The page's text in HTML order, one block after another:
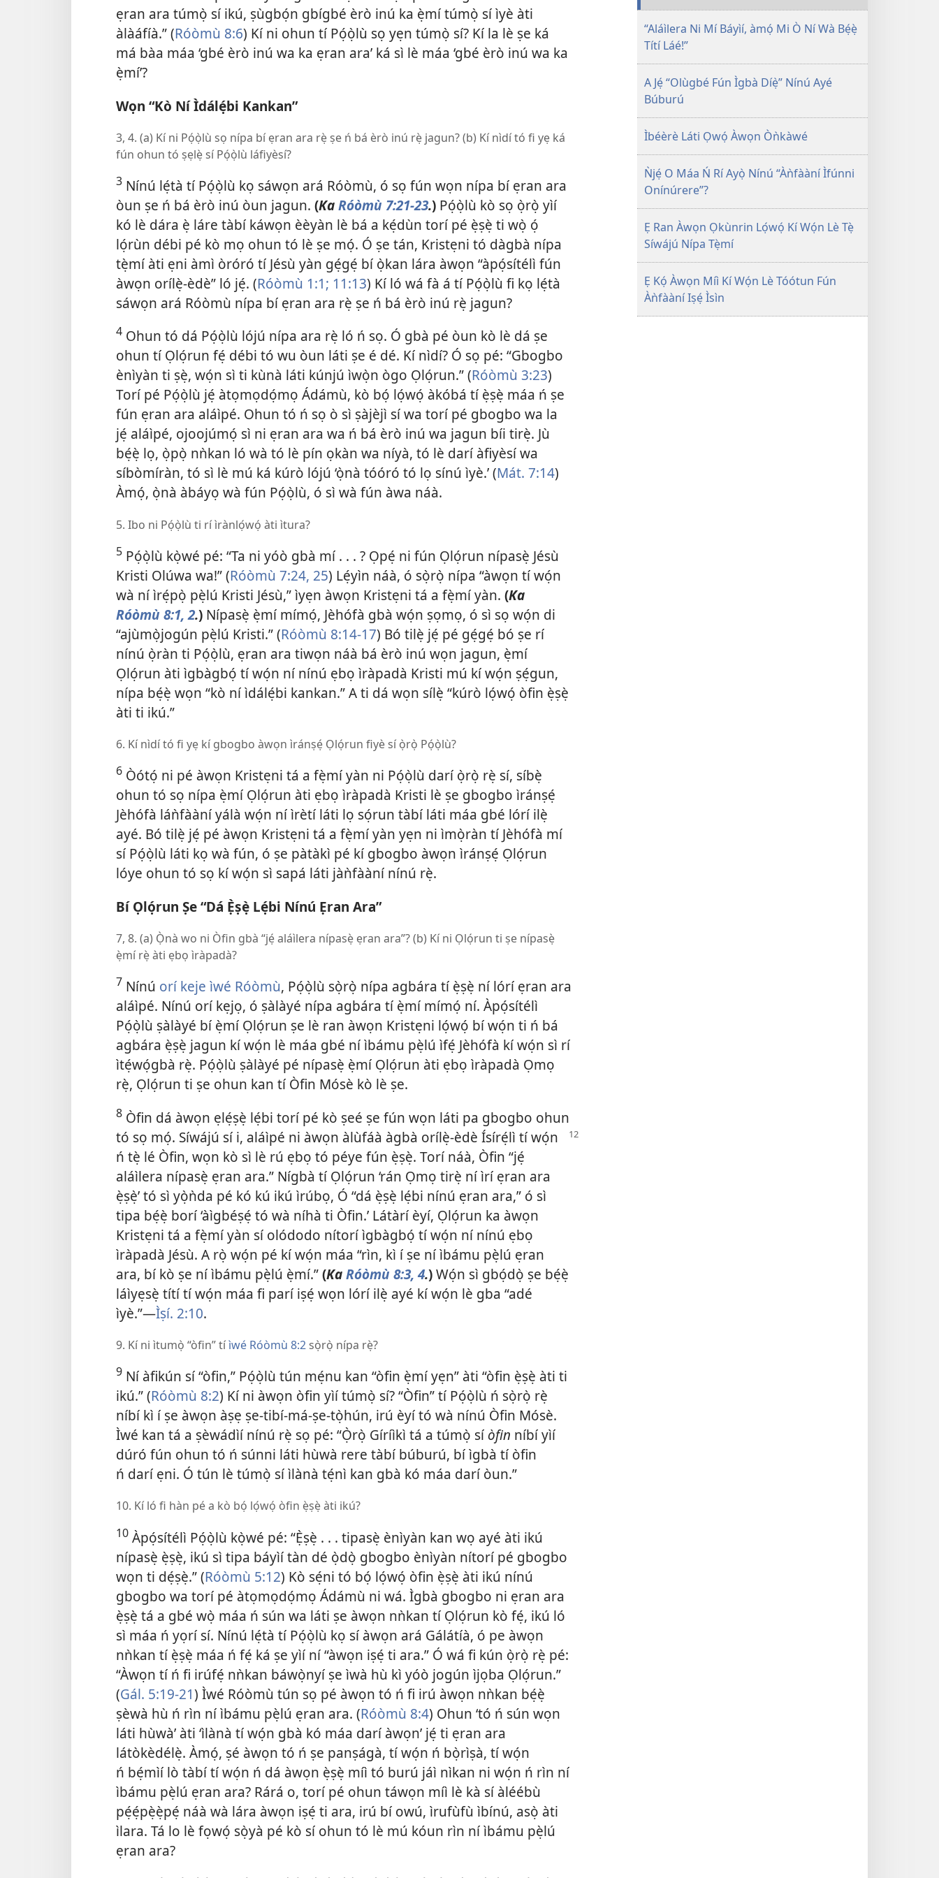
ẹran ara túmọ̀ sí ikú, ṣùgbọ́n gbígbé èrò inú ka ẹ̀mí túmọ̀ sí ìyè àti
àlàáfíà.” (Róòmù 8:6) Kí ni ohun tí Pọ́ọ̀lù sọ yẹn túmọ̀ sí? Kí la lè ṣe ká
má bàa máa ‘gbé èrò inú wa ka ẹran ara’ ká sì lè máa ‘gbé èrò inú wa ka
ẹ̀mí’?
Wọn “Kò Ní Ìdálẹ́bi Kankan”
3, 4. (a) Kí ni Pọ́ọ̀lù sọ nípa bí ẹran ara rẹ̀ ṣe ń bá èrò inú rẹ̀ jagun? (b) Kí nìdí tó fi yẹ ká
fún ohun tó ṣẹlẹ̀ sí Pọ́ọ̀lù láfiyèsí?
3 Nínú lẹ́tà tí Pọ́ọ̀lù kọ sáwọn ará Róòmù, ó sọ fún wọn nípa bí ẹran ara
òun ṣe ń bá èrò inú òun jagun. (KaRóòmù 7:21-23.) Pọ́ọ̀lù kò sọ ọ̀rọ̀ yìí
kó lè dára ẹ̀ láre tàbí káwọn èèyàn lè bá a kẹ́dùn torí pé ẹ̀ṣẹ̀ ti wọ̀ ọ́
lọ́rùn débi pé kò mọ ohun tó lè ṣe mọ́. Ó ṣe tán, Kristẹni tó dàgbà nípa
tẹ̀mí àti ẹni àmì òróró tí Jésù yàn gẹ́gẹ́ bí ọ̀kan lára àwọn “àpọ́sítélì fún
àwọn orílẹ̀-èdè” ló jẹ́. (Róòmù 1:1; 11:13) Kí ló wá fà á tí Pọ́ọ̀lù fi kọ lẹ́tà
sáwọn ará Róòmù nípa bí ẹran ara rẹ̀ ṣe ń bá èrò inú rẹ̀ jagun?
4 Ohun tó dá Pọ́ọ̀lù lójú nípa ara rẹ̀ ló ń sọ. Ó gbà pé òun kò lè dá ṣe
ohun tí Ọlọ́run fẹ́ débi tó wu òun láti ṣe é dé. Kí nìdí? Ó sọ pé: “Gbogbo
ènìyàn ti ṣẹ̀, wọ́n sì ti kùnà láti kúnjú ìwọ̀n ògo Ọlọ́run.” (Róòmù 3:23)
Torí pé Pọ́ọ̀lù jẹ́ àtọmọdọ́mọ Ádámù, kò bọ́ lọ́wọ́ àkóbá tí ẹ̀ṣẹ̀ máa ń ṣe
fún ẹran ara aláìpé. Ohun tó ń sọ ò sì ṣàjèjì sí wa torí pé gbogbo wa la
jẹ́ aláìpé, ojoojúmọ́ sì ni ẹran ara wa ń bá èrò inú wa jagun bíi tirẹ̀. Jù
bẹ́ẹ̀ lọ, ọ̀pọ̀ nǹkan ló wà tó lè pín ọkàn wa níyà, tó lè darí àfiyèsí wa
síbòmíràn, tó sì lè mú ká kúrò lójú ‘ọ̀nà tóóró tó lọ sínú ìyè.’ (Mát. 7:14)
Àmọ́, ọ̀nà àbáyọ wà fún Pọ́ọ̀lù, ó sì wà fún àwa náà.
5. Ibo ni Pọ́ọ̀lù ti rí ìrànlọ́wọ́ àti ìtura?
5 Pọ́ọ̀lù kọ̀wé pé: “Ta ni yóò gbà mí . . . ? Ọpẹ́ ni fún Ọlọ́run nípasẹ̀ Jésù
Kristi Olúwa wa!” (Róòmù 7:24, 25) Lẹ́yìn náà, ó sọ̀rọ̀ nípa “àwọn tí wọ́n
wà ní ìrẹ́pọ̀ pẹ̀lú Kristi Jésù,” ìyẹn àwọn Kristẹni tá a fẹ̀mí yàn. (Ka
Róòmù 8:1, 2.) Nípasẹ̀ ẹ̀mí mímọ́, Jèhófà gbà wọ́n ṣọmọ, ó sì sọ wọ́n di
“ajùmọ̀jogún pẹ̀lú Kristi.” (Róòmù 8:14-17) Bó tilẹ̀ jẹ́ pé gẹ́gẹ́ bó ṣe rí
nínú ọ̀ràn ti Pọ́ọ̀lù, ẹran ara tiwọn náà bá èrò inú wọn jagun, ẹ̀mí
Ọlọ́run àti ìgbàgbọ́ tí wọ́n ní nínú ẹbọ ìràpadà Kristi mú kí wọ́n ṣẹ́gun,
nípa bẹ́ẹ̀ wọn “kò ní ìdálẹ́bi kankan.” A ti dá wọn sílẹ̀ “kúrò lọ́wọ́ òfin ẹ̀ṣẹ̀
àti ti ikú.”
6. Kí nìdí tó fi yẹ kí gbogbo àwọn ìránṣẹ́ Ọlọ́run fiyè sí ọ̀rọ̀ Pọ́ọ̀lù?
6 Òótọ́ ni pé àwọn Kristẹni tá a fẹ̀mí yàn ni Pọ́ọ̀lù darí ọ̀rọ̀ rẹ̀ sí, síbẹ̀
ohun tó sọ nípa ẹ̀mí Ọlọ́run àti ẹbọ ìràpadà Kristi lè ṣe gbogbo ìránṣẹ́
Jèhófà láǹfààní yálà wọ́n ní ìrètí láti lọ sọ́run tàbí láti máa gbé lórí ilẹ̀
ayé. Bó tilẹ̀ jẹ́ pé àwọn Kristẹni tá a fẹ̀mí yàn yẹn ni ìmọ̀ràn tí Jèhófà mí
sí Pọ́ọ̀lù láti kọ wà fún, ó ṣe pàtàkì pé kí gbogbo àwọn ìránṣẹ́ Ọlọ́run
lóye ohun tó sọ kí wọ́n sì sapá láti jàǹfààní nínú rẹ̀.
Bí Ọlọ́run Ṣe “Dá Ẹ̀ṣẹ̀ Lẹ́bi Nínú Ẹran Ara”
7, 8. (a) Ọ̀nà wo ni Òfin gbà “jẹ́ aláìlera nípasẹ̀ ẹran ara”? (b) Kí ni Ọlọ́run ti ṣe nípasẹ̀
ẹ̀mí rẹ̀ àti ẹbọ ìràpadà?
7 Nínú orí keje ìwé Róòmù, Pọ́ọ̀lù sọ̀rọ̀ nípa agbára tí ẹ̀ṣẹ̀ ní lórí ẹran ara
aláìpé. Nínú orí kẹjọ, ó ṣàlàyé nípa agbára tí ẹ̀mí mímọ́ ní. Àpọ́sítélì
Pọ́ọ̀lù ṣàlàyé bí ẹ̀mí Ọlọ́run ṣe lè ran àwọn Kristẹni lọ́wọ́ bí wọ́n ti ń bá
agbára ẹ̀ṣẹ̀ jagun kí wọ́n lè máa gbé ní ìbámu pẹ̀lú ìfẹ́ Jèhófà kí wọ́n sì rí
ìtẹ́wọ́gbà rẹ̀. Pọ́ọ̀lù ṣàlàyé pé nípasẹ̀ ẹ̀mí Ọlọ́run àti ẹbọ ìràpadà Ọmọ
rẹ̀, Ọlọ́run ti ṣe ohun kan tí Òfin Mósè kò lè ṣe.
8 Òfin dá àwọn ẹlẹ́ṣẹ̀ lẹ́bi torí pé kò ṣeé ṣe fún wọn láti pa gbogbo ohun
tó sọ mọ́. Síwájú sí i, aláìpé ni àwọn àlùfáà àgbà orílẹ̀-èdè Ísírẹ́lì tí wọ́n
ń tẹ̀ lé Òfin, wọn kò sì lè rú ẹbọ tó péye fún ẹ̀ṣẹ̀. Torí náà, Òfin “jẹ́
aláìlera nípasẹ̀ ẹran ara.” Nígbà tí Ọlọ́run ‘rán Ọmọ tirẹ̀ ní ìrí ẹran ara
ẹ̀ṣẹ̀’ tó sì yọ̀ǹda pé kó kú ikú ìrúbọ, Ó “dá ẹ̀ṣẹ̀ lẹ́bi nínú ẹran ara,” ó sì
tipa bẹ́ẹ̀ borí ‘àìgbéṣẹ́ tó wà níhà ti Òfin.’ Látàrí èyí, Ọlọ́run ka àwọn
Kristẹni tá a fẹ̀mí yàn sí olódodo nítorí ìgbàgbọ́ tí wọ́n ní nínú ẹbọ
ìràpadà Jésù. A rọ̀ wọ́n pé kí wọ́n máa “rìn, kì í ṣe ní ìbámu pẹ̀lú ẹran
ara, bí kò ṣe ní ìbámu pẹ̀lú ẹ̀mí.”(KaRóòmù 8:3, 4.)Wọ́n sì gbọ́dọ̀ ṣe bẹ́ẹ̀
láìyẹsẹ̀ títí tí wọ́n máa fi parí iṣẹ́ wọn lórí ilẹ̀ ayé kí wọ́n lè gba “adé
ìyè.”—Ìṣí. 2:10.
9. Kí ni ìtumọ̀ “òfin” tíìwé Róòmù 8:2 sọ̀rọ̀ nípa rẹ̀?
9 Ní àfikún sí “òfin,” Pọ́ọ̀lù tún mẹ́nu kan “òfin ẹ̀mí yẹn” àti “òfin ẹ̀ṣẹ̀ àti ti
ikú.” (Róòmù 8:2) Kí ni àwọn òfin yìí túmọ̀ sí? “Òfin” tí Pọ́ọ̀lù ń sọ̀rọ̀ rẹ̀
níbí kì í ṣe àwọn àṣẹ ṣe-tibí-má-ṣe-tọ̀hún, irú èyí tó wà nínú Òfin Mósè.
Ìwé kan tá a ṣèwádìí nínú rẹ̀ sọ pé: “Ọ̀rọ̀ Gíríìkì tá a túmọ̀ sí òfin níbí yìí
dúró fún ohun tó ń súnni láti hùwà rere tàbí búburú, bí ìgbà tí òfin
ń darí ẹni. Ó tún lè túmọ̀ sí ìlànà tẹ́nì kan gbà kó máa darí òun.”
10. Kí ló fi hàn pé a kò bọ́ lọ́wọ́ òfin ẹ̀ṣẹ̀ àti ikú?
10 Àpọ́sítélì Pọ́ọ̀lù kọ̀wé pé: “Ẹ̀ṣẹ̀ . . . tipasẹ̀ ènìyàn kan wọ ayé àti ikú
nípasẹ̀ ẹ̀ṣẹ̀, ikú sì tipa báyìí tàn dé ọ̀dọ̀ gbogbo ènìyàn nítorí pé gbogbo
wọn ti dẹ́ṣẹ̀.” (Róòmù 5:12) Kò sẹ́ni tó bọ́ lọ́wọ́ òfin ẹ̀ṣẹ̀ àti ikú nínú
gbogbo wa torí pé àtọmọdọ́mọ Ádámù ni wá. Ìgbà gbogbo ni ẹran ara
ẹ̀ṣẹ̀ tá a gbé wọ̀ máa ń sún wa láti ṣe àwọn nǹkan tí Ọlọ́run kò fẹ́, ikú ló
sì máa ń yọrí sí. Nínú lẹ́tà tí Pọ́ọ̀lù kọ sí àwọn ará Gálátíà, ó pe àwọn
nǹkan tí ẹ̀ṣẹ̀ máa ń fẹ́ ká ṣe yìí ní “àwọn iṣẹ́ ti ara.” Ó wá fi kún ọ̀rọ̀ rẹ̀ pé:
“Àwọn tí ń fi irúfẹ́ nǹkan báwọ̀nyí ṣe ìwà hù kì yóò jogún ìjọba Ọlọ́run.”
(Gál. 5:19-21) Ìwé Róòmù tún sọ pé àwọn tó ń fi irú àwọn nǹkan bẹ́ẹ̀
ṣèwà hù ń rìn ní ìbámu pẹ̀lú ẹran ara. (Róòmù 8:4) Ohun ‘tó ń sún wọn
láti hùwà’ àti ‘ìlànà tí wọ́n gbà kó máa darí àwọn’ jẹ́ ti ẹran ara
látòkèdélẹ̀. Àmọ́, ṣé àwọn tó ń ṣe panṣágà, tí wọ́n ń bọ̀rìṣà, tí wọ́n
ń bẹ́mìí lò tàbí tí wọ́n ń dá àwọn ẹ̀ṣẹ̀ míì tó burú jáì nìkan ni wọ́n ń rìn ní
ìbámu pẹ̀lú ẹran ara? Rárá o, torí pé ohun táwọn míì lè kà sí àléébù
pẹ́ẹ́pẹ̀ẹ̀pẹ́ náà wà lára àwọn iṣẹ́ ti ara, irú bí owú, ìrufùfù ìbínú, asọ̀ àti
ìlara. Tá lo lè fọwọ́ sọ̀yà pé kò sí ohun tó lè mú kóun rìn ní ìbámu pẹ̀lú
ẹran ara?
FÚN
ÌKẸ́KỌ̀Ọ́
“Aláìlera Ni Mí Báyìí, àmọ́ Mi Ò Ní Wà Bẹ́ẹ̀
Títí Láé!”
A Jẹ́ “Olùgbé Fún Ìgbà Díẹ̀” Nínú Ayé
Búburú
Ìbéèrè Láti Ọwọ́ Àwọn Òǹkàwé
Ǹjẹ́ O Máa Ń Rí Ayọ̀ Nínú “Àǹfààní Ìfúnni
Onínúrere”?
Ẹ Ran Àwọn Ọkùnrin Lọ́wọ́ Kí Wọ́n Lè Tẹ̀
Síwájú Nípa Tẹ̀mí
Ẹ Kọ́ Àwọn Míì Kí Wọ́n Lè Tóótun Fún
Àǹfààní Iṣẹ́ Ìsìn